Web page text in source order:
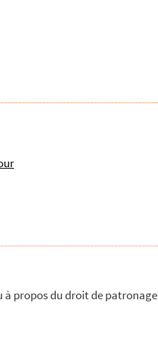
à propos du droit de patronage